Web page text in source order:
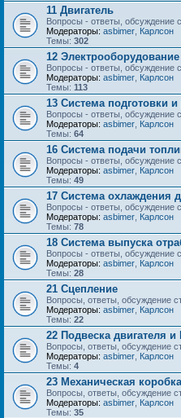
11 Двигатель
Вопросы - ответы, обсуждение
Модераторы: asbimer Карлсон
Темы: 302
12 Электрооборудование
Вопросы - ответы, обсуждение
Модераторы: asbimer Карлсон
Темы: 113
13 Система подготовки
Вопросы - ответы, обсуждение
Модераторы: asbimer Карлсон
Темы: 64
16 Система подачи
Вопросы - ответы, обсуждение
Модераторы: asbimer Карлсон
Темы: 49
17 Система охлаждения
Вопросы - ответы, обсуждение
Модераторы: asbimer Карлсон
Темы: 78
18 Система выпуска
Вопросы - ответы, обсуждение
Модераторы: asbimer Карлсон
Темы: 28
21 Сцепление
Вопросы, ответы, обсуждение
Модераторы: asbimer Карлсон
Темы: 22
22 Подвеска двигателя и
Вопросы, ответы, обсуждение
Модераторы: asbimer Карлсон
Темы: 4
23 Механическая
Вопросы, ответы, обсуждение
Модераторы: asbimer Карлсон
Темы: 35